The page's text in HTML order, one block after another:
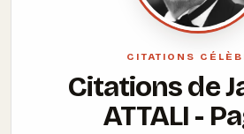
CITATIONS
Citations de
ATTALI -